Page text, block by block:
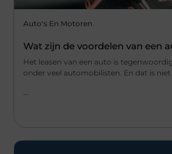
Auto's En Motoren
Wat zijn de voordelen van een
Het leasen van een auto is
onder veel automobilisten. En dat is niet
...